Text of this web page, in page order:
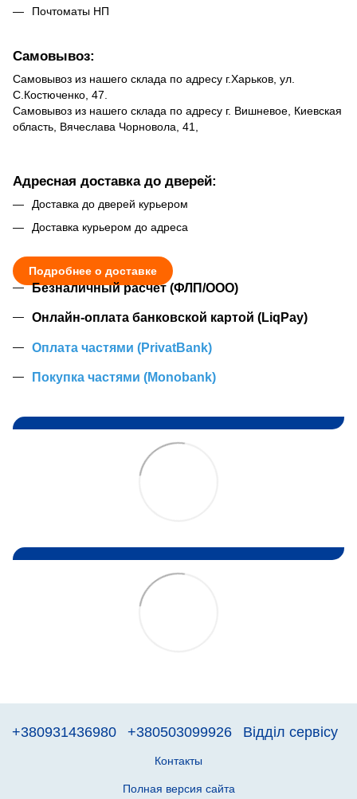
Почтоматы НП
Самовывоз:
Самовывоз из нашего склада по адресу г.Харьков, ул.
С.Костюченко, 47.
Самовывоз из нашего склада по адресу г. Вишневое, Киевская
область, Вячеслава Чорновола, 41,
Адресная доставка до дверей:
Доставка до дверей курьером
Доставка курьером до адреса
Подробнее о доставке
Безналичный расчет (ФЛП/ООО)
Онлайн-оплата банковской картой (LiqPay)
Оплата частями (PrivatBank)
Покупка частями (Monobank)
+380931436980 +380503099926 Відділ сервісу
Контакты
Полная версия сайта